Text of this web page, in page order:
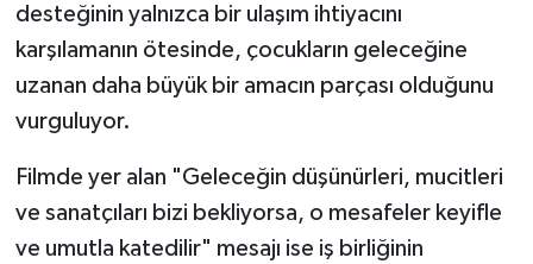
desteğinin yalnızca bir ulaşım ihtiyacını
karşılamanın ötesinde, çocukların geleceğine
uzanan daha büyük bir amacın parçası olduğunu
vurguluyor.
Filmde yer alan "Geleceğin düşünürleri, mucitleri
ve sanatçıları bizi bekliyorsa, o mesafeler keyifle
ve umutla katedilir" mesajı ise iş birliğinin